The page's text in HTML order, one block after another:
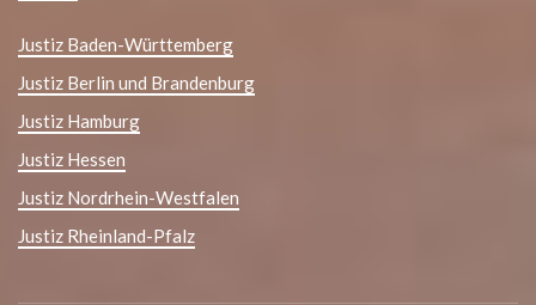
Justiz Baden-Württemberg
Justiz Berlin und Brandenburg
Justiz Hamburg
Justiz Hessen
Justiz Nordrhein-Westfalen
Justiz Rheinland-Pfalz